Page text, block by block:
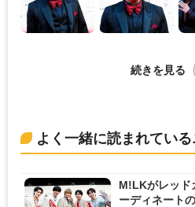
続きを見る
よく一緒に読まれてい
M!LKがレッ
ーディネート